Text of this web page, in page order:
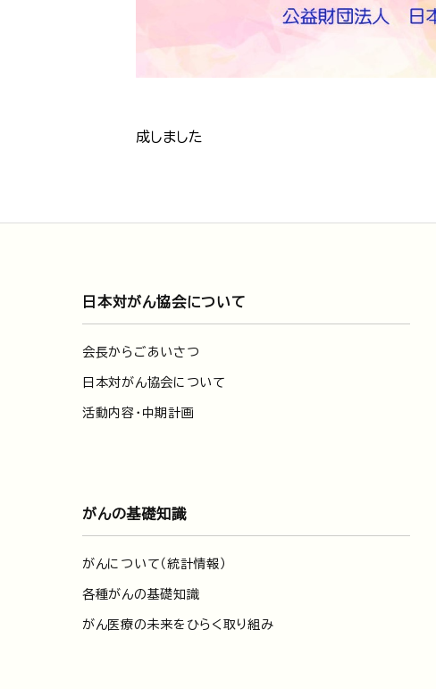
成しました
日本対がん協会について
会長からごあいさつ
日本対がん協会について
活動内容・中期計画
がんの基礎知識
がんについて（統計情報）
各種がんの基礎知識
がん医療の未来をひらく取り組み